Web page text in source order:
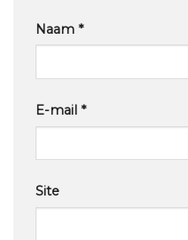
Naam *
E-mail *
Site